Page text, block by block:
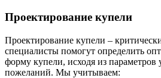
Проектирование купели
Проектирование купели –
специалисты помогут определить
форму купели, исходя из параметров
пожеланий. Мы учитываем: